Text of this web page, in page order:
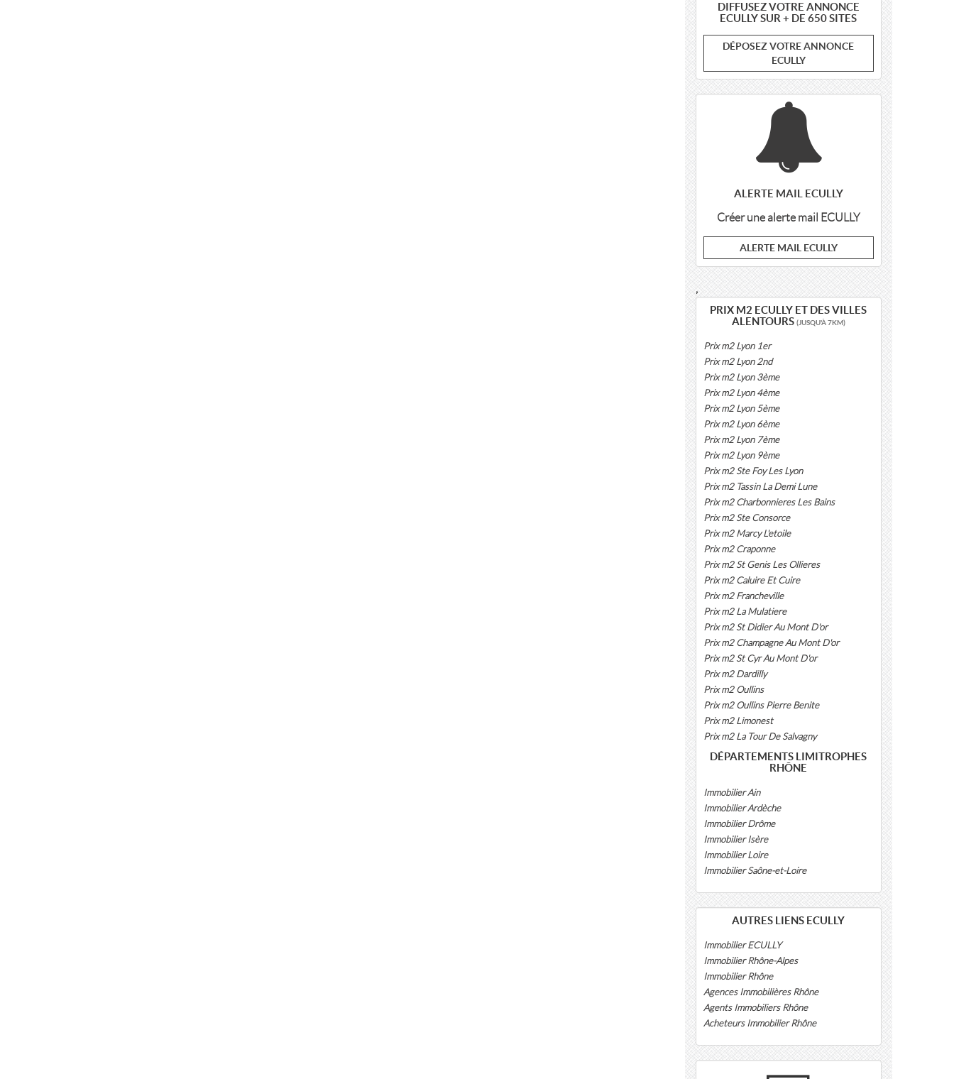
DIFFUSEZ VOTRE ANNONCE
ECULLY SUR + DE 650 SITES
DÉPOSEZ VOTRE ANNONCE
ECULLY
ALERTE MAIL ECULLY
Créer une alerte mail ECULLY
ALERTE MAIL ECULLY
,
PRIX M2 ECULLY ET DES VILLES
ALENTOURS (JUSQU'À 7KM)
Prix m2 Lyon 1er
Prix m2 Lyon 2nd
Prix m2 Lyon 3ème
Prix m2 Lyon 4ème
Prix m2 Lyon 5ème
Prix m2 Lyon 6ème
Prix m2 Lyon 7ème
Prix m2 Lyon 9ème
Prix m2 Ste Foy Les Lyon
Prix m2 Tassin La Demi Lune
Prix m2 Charbonnieres Les Bains
Prix m2 Ste Consorce
Prix m2 Marcy L'etoile
Prix m2 Craponne
Prix m2 St Genis Les Ollieres
Prix m2 Caluire Et Cuire
Prix m2 Francheville
Prix m2 La Mulatiere
Prix m2 St Didier Au Mont D'or
Prix m2 Champagne Au Mont D'or
Prix m2 St Cyr Au Mont D'or
Prix m2 Dardilly
Prix m2 Oullins
Prix m2 Oullins Pierre Benite
Prix m2 Limonest
Prix m2 La Tour De Salvagny
DÉPARTEMENTS LIMITROPHES
RHÔNE
Immobilier Ain
Immobilier Ardèche
Immobilier Drôme
Immobilier Isère
Immobilier Loire
Immobilier Saône-et-Loire
AUTRES LIENS ECULLY
Immobilier ECULLY
Immobilier Rhône-Alpes
Immobilier Rhône
Agences Immobilières Rhône
Agents Immobiliers Rhône
Acheteurs Immobilier Rhône